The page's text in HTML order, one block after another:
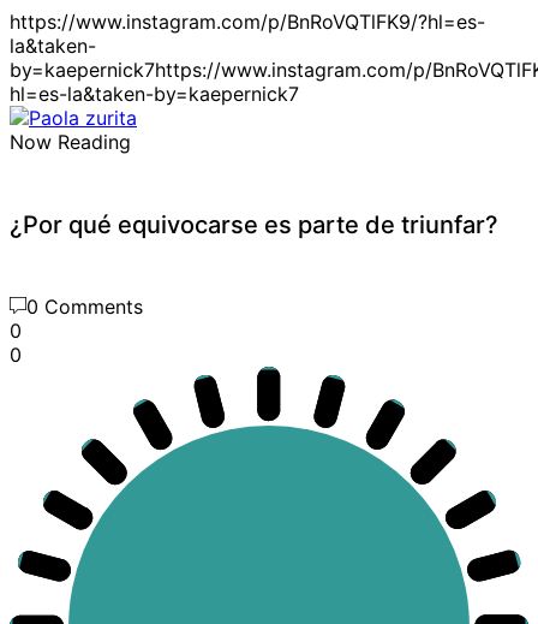
https://www.instagram.com/p/BnRoVQTlFK9/?hl=es-
la&taken-
by=kaepernick7https://www.instagram.com/p/
hl=es-la&taken-by=kaepernick7
Now Reading
¿Por qué equivocarse es parte de triunfar?
0 Comments
0
0